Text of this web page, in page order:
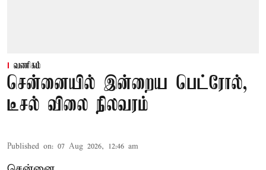
வணிகம்
சென்னையில் இன்றைய பெட்ரோல்,
டீசல் விலை நிலவரம்
Published on: 07 Aug 2026, 12:46 am